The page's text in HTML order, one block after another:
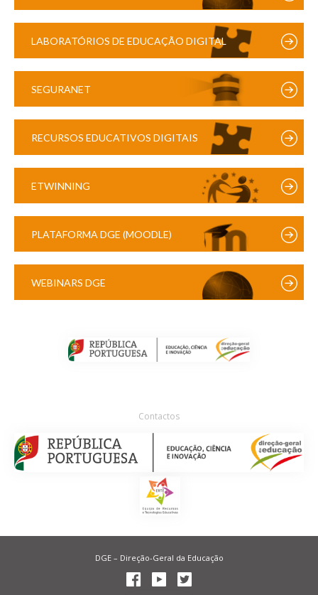
LABORATÓRIOS DE EDUCAÇÃO DIGITAL
SEGURANET
RECURSOS EDUCATIVOS DIGITAIS
ETWINNING
PLATAFORMA DGE (MOODLE)
WEBINARS DGE
Contactos
DGE – Direção-Geral da Educação